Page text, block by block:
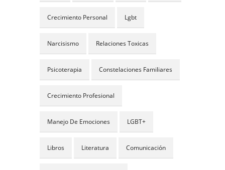
Crecimiento Personal Lgbt
Narcisismo Relaciones Toxicas
Psicoterapia Constelaciones Familiares
Crecimiento Profesional
Manejo De Emociones LGBT+
Libros Literatura Comunicación